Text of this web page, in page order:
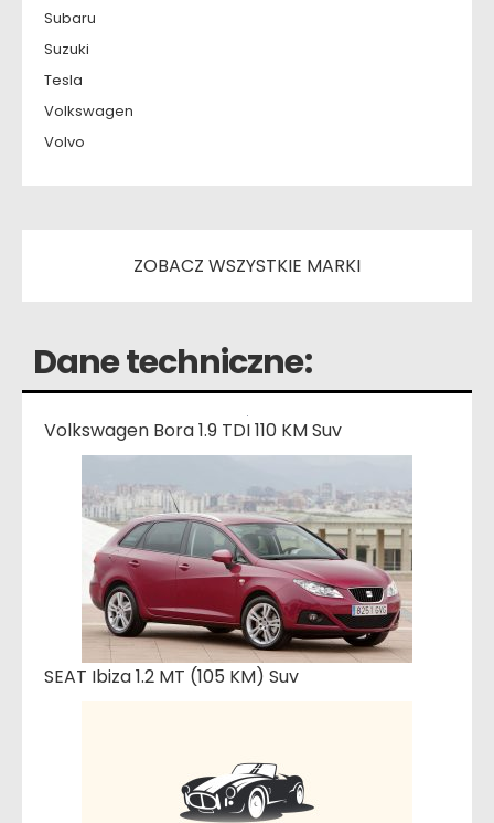
Subaru
Suzuki
Tesla
Volkswagen
Volvo
ZOBACZ WSZYSTKIE MARKI
Dane techniczne:
Volkswagen Bora 1.9 TDI 110 KM Suv
SEAT Ibiza 1.2 MT (105 KM) Suv